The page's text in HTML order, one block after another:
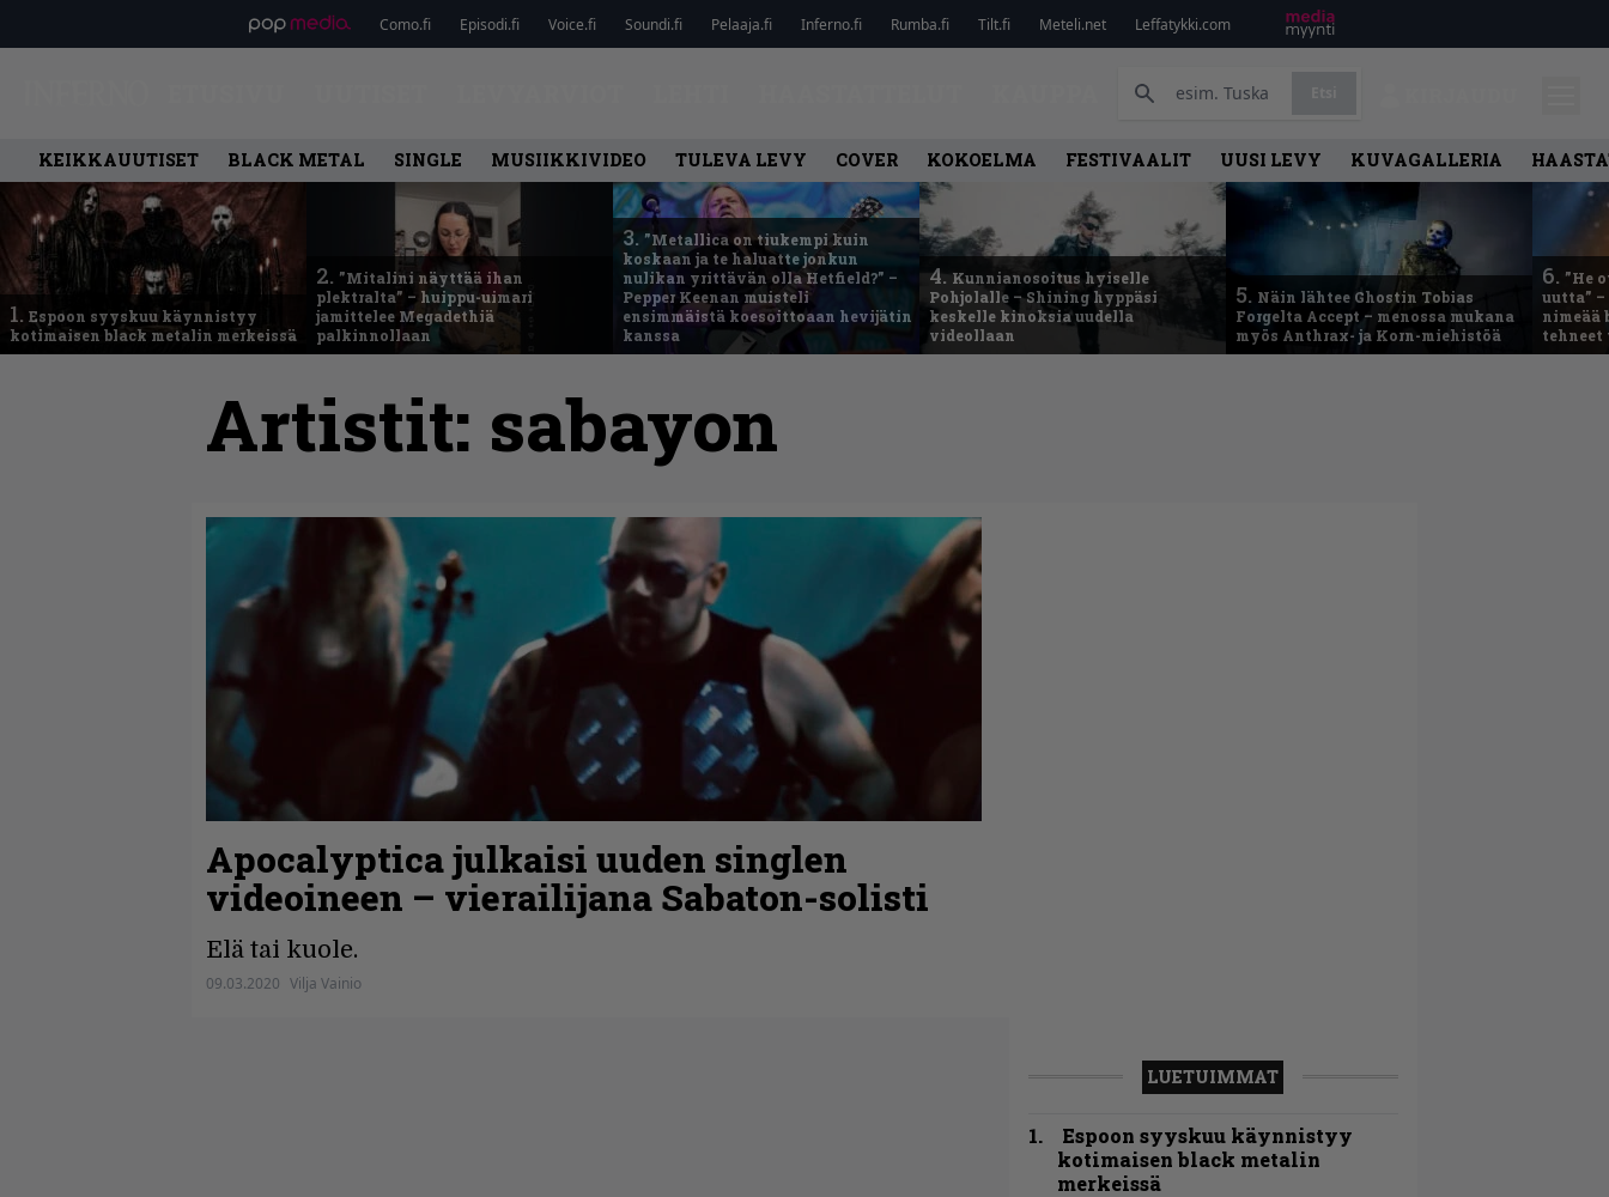
Como.fi Episodi.fi Voice.fi Soundi.fi Pelaaja.fi Inferno.fi Rumba.fi Tilt.fi Meteli.net Leffatykki.com
KEIKKAUUTISET BLACK METAL SINGLE MUSIIKKIVIDEO TULEVA LEVY COVER KOKOELMA FESTIVAALIT UUSI LEVY KUVAGALLERIA
1. Espoon syyskuu käynnistyy
kotimaisen black metalin merkeissä
2. ”Mitalini näyttää ihan
plektralta” – huippu-uimari
jamittelee Megadethiä
palkinnollaan
3. ”Metallica on tiukempi kuin
koskaan ja te haluatte jonkun
nulikan yrittävän olla Hetfield?” –
Pepper Keenan muisteli
ensimmäistä koesoittoaan hevijätin
kanssa
4. Kunnianosoitus hyiselle
Pohjolalle – Shining hyppäsi
keskelle kinoksia uudella
videollaan
5. Näin lähtee Ghostin Tobias
Forgelta Accept – menossa mukana
myös Anthrax- ja Korn-miehistöä
6. ”He
uutta”
nimeää
Artistit: sabayon
Apocalyptica julkaisi uuden singlen
videoineen – vierailijana Sabaton-solisti
Elä tai kuole.
09.03.2020 Vilja Vainio
LUETUIMMAT
Espoon syyskuu käynnistyy
kotimaisen black metalin
merkeissä